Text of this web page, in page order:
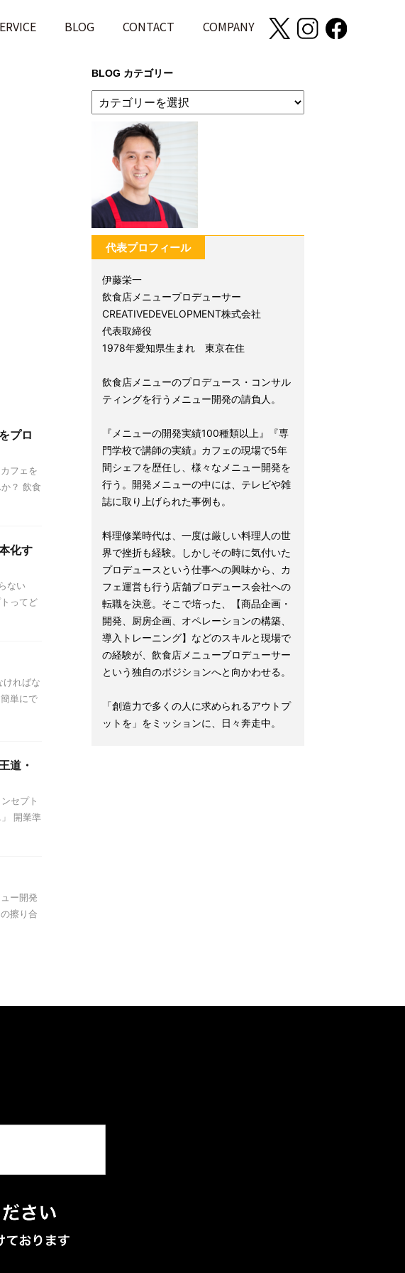
BLOG CONTACT COMPANY
プロ
フェを
？ 飲食
化す
ない
ってど
ればな
単にで
道・
セプト
開業準
ー開発
擦り合
BLOG カテゴリー
代表プロフィール
伊藤栄一
飲食店メニュープロデューサー
CREATIVEDEVELOPMENT株式会社
代表取締役
1978年愛知県生まれ 東京在住
飲食店メニューのプロデュース・コンサル
ティングを行うメニュー開発の請負人。
『メニューの開発実績100種類以上』『専
門学校で講師の実績』カフェの現場で5年
間シェフを歴任し、様々なメニュー開発を
行う。開発メニューの中には、テレビや雑
誌に取り上げられた事例も。
料理修業時代は、一度は厳しい料理人の世
界で挫折も経験。しかしその時に気付いた
プロデュースという仕事への興味から、カ
フェ運営も行う店舗プロデュース会社への
転職を決意。そこで培った、【商品企画・
開発、厨房企画、オペレーションの構築、
導入トレーニング】などのスキルと現場で
の経験が、飲食店メニュープロデューサー
という独自のポジションへと向かわせる。
「創造力で多くの人に求められるアウトプ
ットを」をミッションに、日々奔走中。